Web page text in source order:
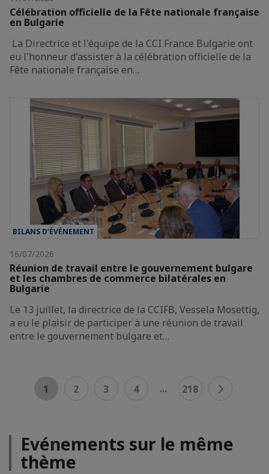
Célébration officielle de la Fête nationale française
en Bulgarie
La Directrice et l'équipe de la CCI France Bulgarie ont
eu l'honneur d'assister à la célébration officielle de la
Fête nationale française en…
BILANS D’ÉVÈNEMENT
16/07/2026
Réunion de travail entre le gouvernement bulgare
et les chambres de commerce bilatérales en
Bulgarie
Le 13 juillet, la directrice de la CCIFB, Vessela Mosettig,
a eu le plaisir de participer à une réunion de travail
entre le gouvernement bulgare et…
1 2 3 4 ... 218
Evénements sur le même
thème